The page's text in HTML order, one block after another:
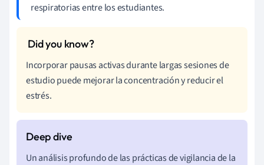
respiratorias entre los estudiantes.
Incorporar pausas activas durante largas sesiones de
estudio puede mejorar la concentración y reducir el
estrés.
Un análisis profundo de las prácticas de vigilancia de la